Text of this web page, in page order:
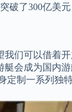
了300亿美
们可以借着
会成为国内
制一系列独